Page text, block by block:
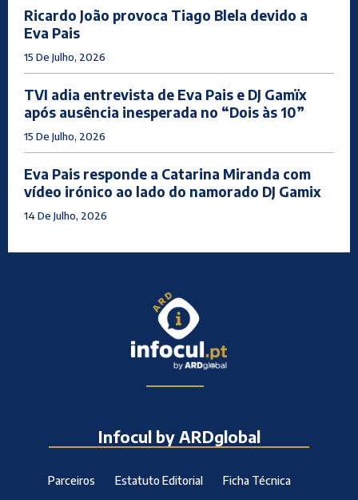
Ricardo João provoca Tiago Blela devido a
Eva Pais
15 De Julho, 2026
TVI adia entrevista de Eva Pais e DJ Gamïx
após ausência inesperada no “Dois às 10”
15 De Julho, 2026
Eva Pais responde a Catarina Miranda com
vídeo irónico ao lado do namorado DJ Gamix
14 De Julho, 2026
Infocul by ARDglobal
Parceiros Estatuto Editorial
Ficha Técnica